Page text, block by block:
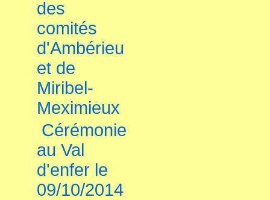
des
comités
d'Ambérieu
et de
Miribel-
Meximieux
Cérémonie
au Val
d'enfer le
09/10/2014